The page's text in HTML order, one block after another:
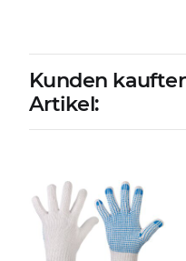
Kunden
Artikel: